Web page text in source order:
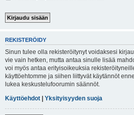
REKISTERÖIDY
Sinun tulee olla rekisteröitynyt voidaksesi
vie vain hetken, mutta antaa sinulle lisää
voi myös antaa erityisoikeuksia
käyttöehtomme ja siihen liittyvät käytännöt
lukea keskustelufoorumin säännöt.
Käyttöehdot | Yksityisyyden suoja